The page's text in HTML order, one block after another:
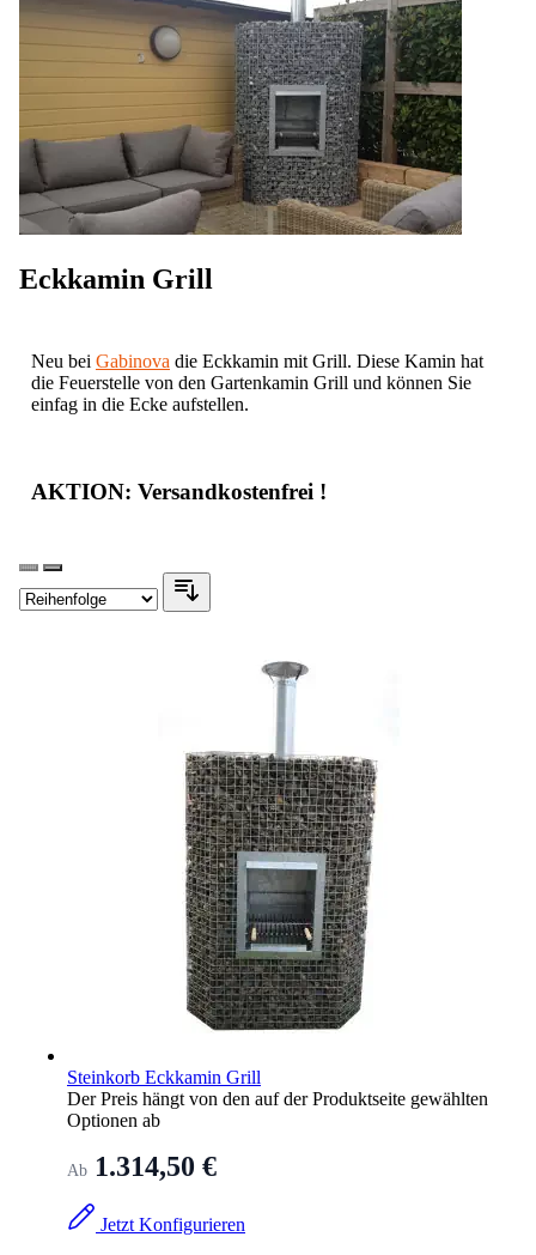
Eckkamin Grill
Neu bei Gabinova die Eckkamin mit Grill. Diese Kamin hat
die Feuerstelle von den Gartenkamin Grill und können Sie
einfag in die Ecke aufstellen.
AKTION: Versandkostenfrei !
Steinkorb Eckkamin Grill
Der Preis hängt von den auf der Produktseite gewählten
Optionen ab
Ab 1.314,50 €
Jetzt Konfigurieren